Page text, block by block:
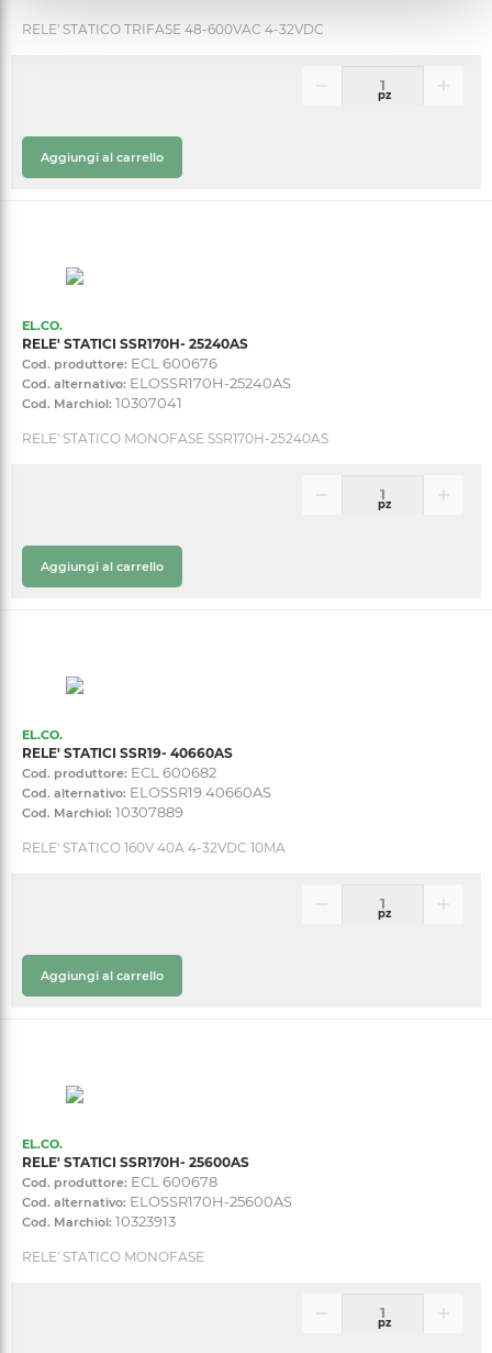
RELE' STATICO TRIFASE 48-600VAC 4-32VDC
pz
Aggiungi al carrello
EL.CO.
RELE' STATICI SSR170H- 25240AS
Cod. produttore: ECL 600676
Cod. alternativo: ELOSSR170H-25240AS
Cod. Marchiol: 10307041
RELE' STATICO MONOFASE SSR170H-25240AS
pz
Aggiungi al carrello
EL.CO.
RELE' STATICI SSR19- 40660AS
Cod. produttore: ECL 600682
Cod. alternativo: ELOSSR19.40660AS
Cod. Marchiol: 10307889
RELE' STATICO 160V 40A 4-32VDC 10MA
pz
Aggiungi al carrello
EL.CO.
RELE' STATICI SSR170H- 25600AS
Cod. produttore: ECL 600678
Cod. alternativo: ELOSSR170H-25600AS
Cod. Marchiol: 10323913
RELE' STATICO MONOFASE
pz